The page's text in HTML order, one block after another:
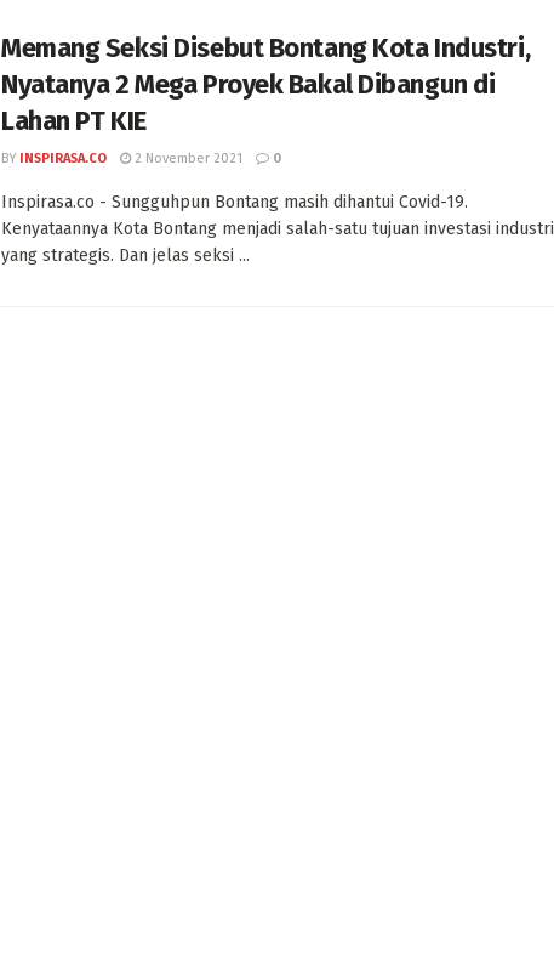
Memang Seksi Disebut Bontang Kota Industri,
Nyatanya 2 Mega Proyek Bakal Dibangun di
Lahan PT KIE
BY INSPIRASA.CO 2 November 2021 0
Inspirasa.co - Sungguhpun Bontang masih dihantui Covid-19.
Kenyataannya Kota Bontang menjadi salah-satu tujuan investasi industri
yang strategis. Dan jelas seksi ...